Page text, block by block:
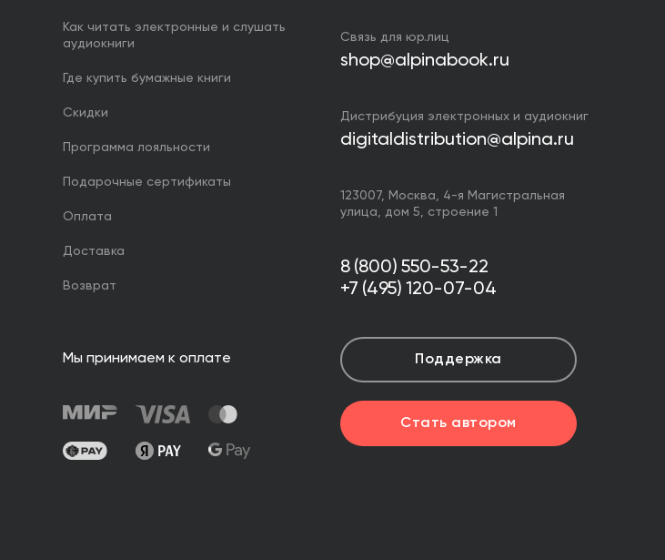
Как читать электронные и слушать
аудиокниги
Где купить бумажные книги
Скидки
Программа лояльности
Подарочные сертификаты
Оплата
Доставка
Возврат
Мы принимаем к оплате
Связь для юр.лиц
shop@alpinabook.ru
Дистрибуция электронных и аудиокниг
digitaldistribution@alpina.ru
123007, Москва, 4-я Магистральная
улица, дом 5, строение 1
8 (800) 550-53-22
+7 (495) 120-07-04
Поддержка
Стать автором